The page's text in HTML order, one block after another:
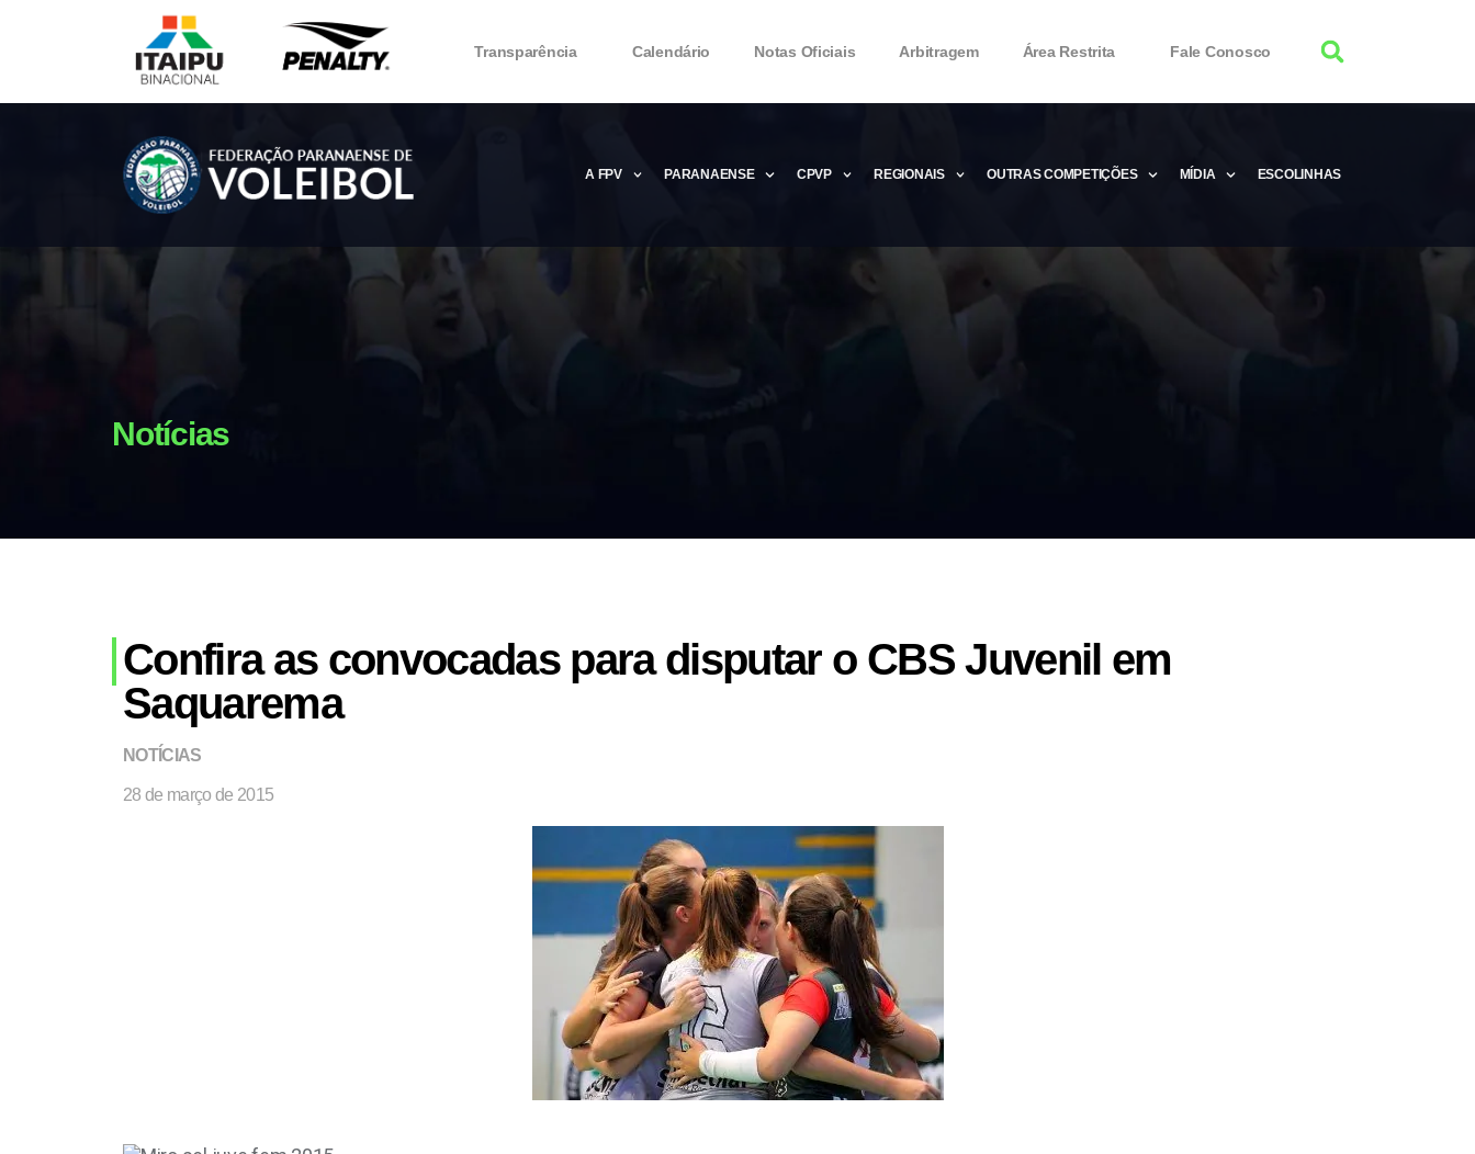
Transparência Calendário Notas Oficiais Arbitragem Área Restrita Fale Conosco
A FPV
Microsoft Office 2016 Product Key 2020 – Free Product Keys
PARANAENSE CPVP REGIONAIS OUTRAS COMPETIÇÕES MÍDIA ESCOLINHAS
Notícias
Confira as convocadas para disputar o CBS Juvenil em
Saquarema
NOTÍCIAS
28 de março de 2015